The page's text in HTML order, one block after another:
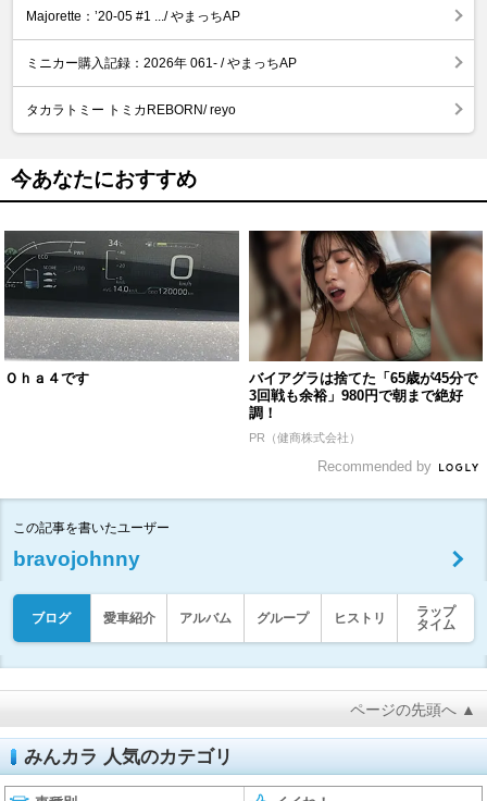
Majorette：’20-05 #1 .../ やまっちAP
ミニカー購入記録：2026年 061- / やまっちAP
タカラトミー トミカREBORN/ reyo
今あなたにおすすめ
Ｏｈａ４です
バイアグラは捨てた「65歳が45分で
3回戦も余裕」980円で朝まで絶好
調！
PR（健商株式会社）
Recommended by
この記事を書いたユーザー
bravojohnny
ブログ 愛車紹介 アルバム グループ ヒストリ
ラップ
タイム
ページの先頭へ ▲
みんカラ 人気のカテゴリ